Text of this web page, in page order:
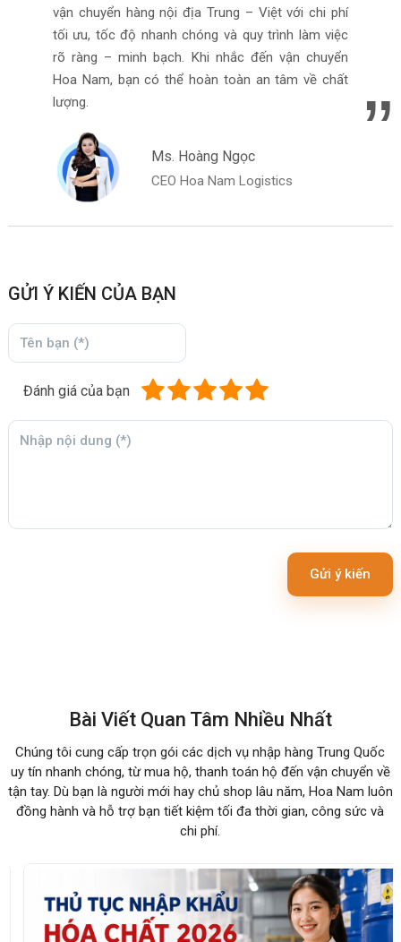
vận chuyển hàng nội địa Trung – Việt với chi phí
tối ưu, tốc độ nhanh chóng và quy trình làm việc
rõ ràng – minh bạch. Khi nhắc đến vận chuyển
Hoa Nam, bạn có thể hoàn toàn an tâm về chất
lượng.
Ms. Hoàng Ngọc
CEO Hoa Nam Logistics
GỬI Ý KIẾN CỦA BẠN
Đánh giá của bạn
Gửi ý kiến
Bài Viết Quan Tâm Nhiều Nhất
Chúng tôi cung cấp trọn gói các dịch vụ nhập hàng Trung Quốc
uy tín nhanh chóng, từ mua hộ, thanh toán hộ đến vận chuyển về
tận tay. Dù bạn là người mới hay chủ shop lâu năm, Hoa Nam luôn
đồng hành và hỗ trợ bạn tiết kiệm tối đa thời gian, công sức và
chi phí.